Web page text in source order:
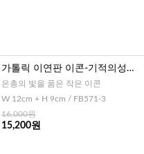
가톨릭 이연판 이콘-기적의성모
님+성모송(이태리)
은총의 빛을 품은 작은 이콘
W 12cm + H 9cm / FB571-3
16,000원
15,200원